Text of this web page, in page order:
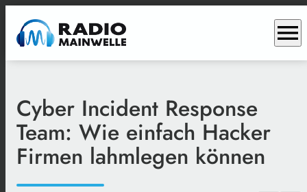
menu
Cyber Incident Response
Team: Wie einfach Hacker
Firmen lahmlegen können